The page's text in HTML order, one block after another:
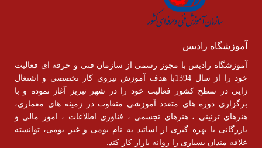
آموزشگاه رادیس
آموزشگاه رادیس با مجوز رسمی از سازمان فنی و حرفه ای فعالیت
خود را از سال 1394با هدف آموزش نیروی کار تخصصی و اشتغال
زایی در سطح کشور فعالیت خود را در شهر تبریز آغاز نموده و با
برگزاری دوره های متعدد آموزشی متفاوت در زمینه های معماری،
هنرهای تزئینی ، هنرهای تجسمی ، فناوری اطلاعات ، امور مالی و
یازرگانی با بهره گیری از اساتید به نام بومی و غیر بومی، توانسته
علاقه مندان بسیاری را روانه بازار کار کند.